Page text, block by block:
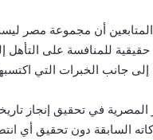
المتابعين أن مجموعة مصر
للمنافسة على
جانب الخبرات التي
المصرية في تحقيق إنجاز
السابقة دون تحقيق أي